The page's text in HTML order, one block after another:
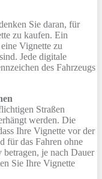
Sie daran, für
zu kaufen. Ein
Vignette zu
Jede digitale
des Fahrzeugs
Straßen
werden. Die
Ihre Vignette vor der
für das Fahren ohne
je nach Dauer
Sie Ihre Vignette